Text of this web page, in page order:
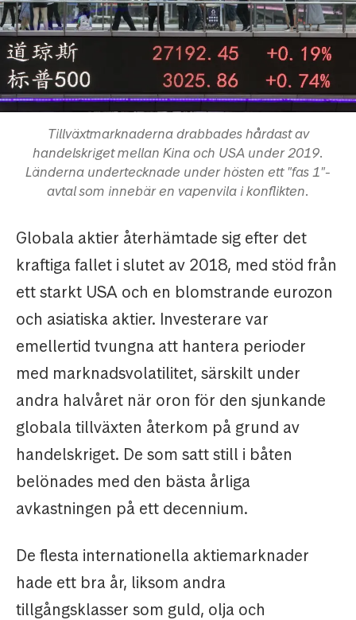
Tillväxtmarknaderna drabbades hårdast av
handelskriget mellan Kina och USA under 2019.
Länderna undertecknade under hösten ett "fas 1"-
avtal som innebär en vapenvila i konflikten.
Globala aktier återhämtade sig efter det
kraftiga fallet i slutet av 2018, med stöd från
ett starkt USA och en blomstrande eurozon
och asiatiska aktier. Investerare var
emellertid tvungna att hantera perioder
med marknadsvolatilitet, särskilt under
andra halvåret när oron för den sjunkande
globala tillväxten återkom på grund av
handelskriget. De som satt still i båten
belönades med den bästa årliga
avkastningen på ett decennium.
De flesta internationella aktiemarknader
hade ett bra år, liksom andra
tillgångsklasser som guld, olja och